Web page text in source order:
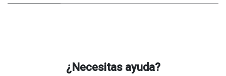
¿Necesitas ayuda?